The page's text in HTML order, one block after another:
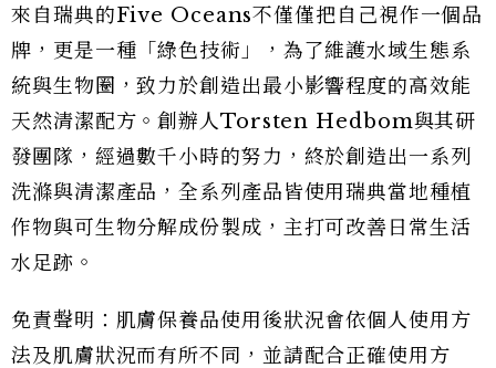
來自瑞典的Five Oceans不僅僅把自己視作一個品
牌，更是一種「綠色技術」，為了維護水域生態系
統與生物圈，致力於創造出最小影響程度的高效能
天然清潔配方。創辦人Torsten Hedbom與其研
發團隊，經過數千小時的努力，終於創造出一系列
洗滌與清潔產品，全系列產品皆使用瑞典當地種植
作物與可生物分解成份製成，主打可改善日常生活
水足跡。
免責聲明：肌膚保養品使用後狀況會依個人使用方
法及肌膚狀況而有所不同，並請配合正確使用方